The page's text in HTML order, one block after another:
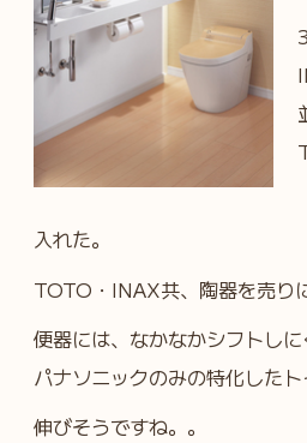
入れた。
TOTO・INAX共、陶器を売り
便器には、なかなかシフトしに
パナソニックのみの特化した
伸びそうですね。。